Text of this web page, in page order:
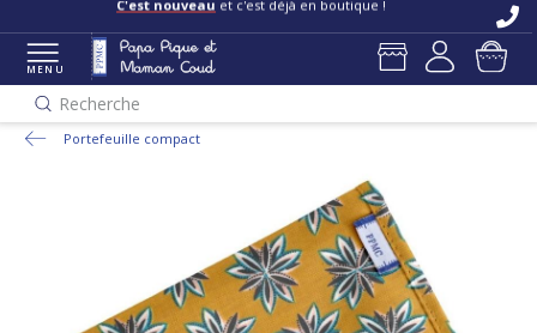
C'est nouveau et c'est déjà en boutique !
MENU
Recherche
Portefeuille compact